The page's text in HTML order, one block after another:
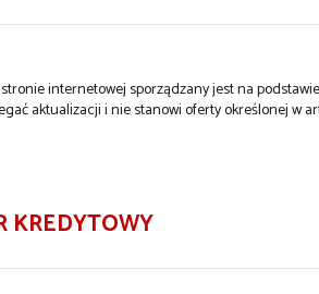
internetowej sporządzany jest na
aktualizacji i nie stanowi oferty określonej w
KREDYTOWY